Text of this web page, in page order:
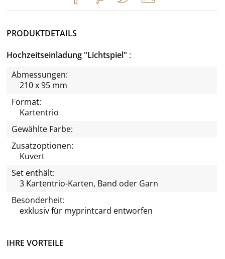
IHRE VORTEILE
PRODUKTDETAILS
Hochzeitseinladung "Lichtspiel"
Abmessungen:
210 x 95 mm
Format:
Kartentrio
Gewählte Farbe:
Zusatzoptionen:
Kuvert
Set enthält:
3 Kartentrio-Karten, Band oder Garn
Besonderheit:
exklusiv für myprintcard entworfen